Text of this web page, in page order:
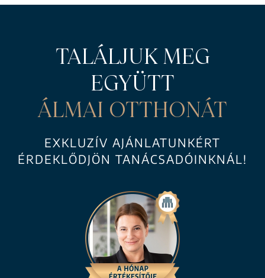
TALÁLJUK MEG
EGYÜTT
ÁLMAI OTTHONÁT
EXKLUZÍV AJÁNLATUNKÉRT
ÉRDEKLŐDJÖN TANÁCSADÓINKNÁL!